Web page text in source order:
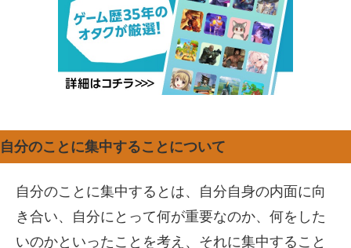
自分のことに集中することについて
自分のことに集中するとは、自分自身の内面に向
き合い、自分にとって何が重要なのか、何をした
いのかといったことを考え、それに集中すること